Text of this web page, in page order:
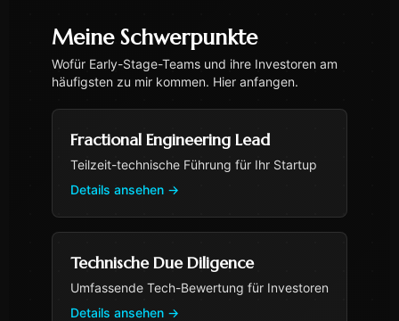
Meine Schwerpunkte
Wofür Early-Stage-Teams und ihre Investoren am
häufigsten zu mir kommen. Hier anfangen.
Fractional Engineering Lead
Teilzeit-technische Führung für Ihr Startup
Details ansehen →
Technische Due Diligence
Umfassende Tech-Bewertung für Investoren
Details ansehen →